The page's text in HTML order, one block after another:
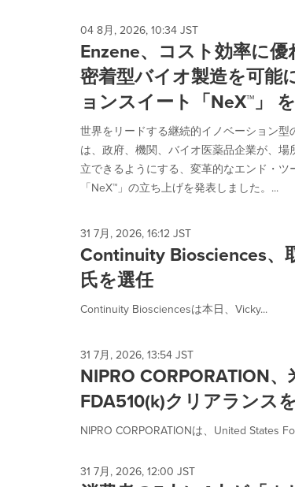
04 8月, 2026, 10:34 JST
Enzene、コスト効率に
密着型バイオ製造を可能
ョンスイート「NeX™」
世界をリードする継続的イノベーション
は、政府、機関、バイオ医薬品企業が、
立できるようにする、変革的なエンド・
「NeX™」の立ち上げを発表しました。...
31 7月, 2026, 16:12 JST
Continuity Biosciences、
氏を選任
Continuity Biosciencesは本日、Vicky...
31 7月, 2026, 13:54 JST
NIPRO CORPORATION
FDA510(k)クリアランス
NIPRO CORPORATIONは、United States
31 7月, 2026, 12:00 JST